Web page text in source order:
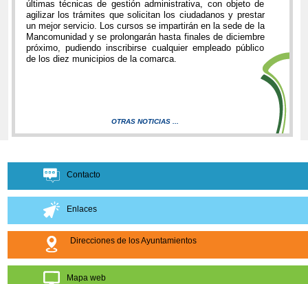
últimas técnicas de gestión administrativa, con objeto de
agilizar los trámites que solicitan los ciudadanos y prestar
un mejor servicio. Los cursos se impartirán en la sede de la
Mancomunidad y se prolongarán hasta finales de diciembre
próximo, pudiendo inscribirse cualquier empleado público
de los diez municipios de la comarca.
OTRAS NOTICIAS ...
Contacto
Enlaces
Direcciones de los Ayuntamientos
Mapa web